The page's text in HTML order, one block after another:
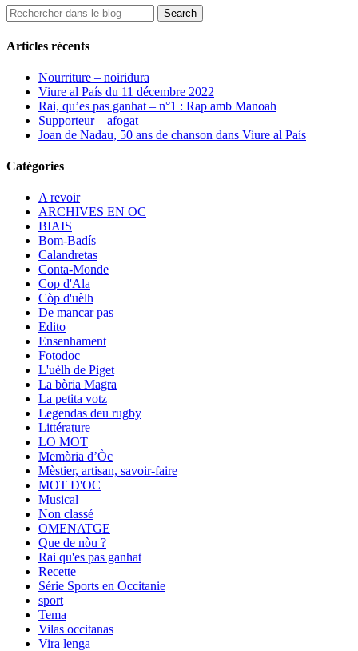
Articles récents
Nourriture – noiridura
Viure al País du 11 décembre 2022
Rai, qu’es pas ganhat – n°1 : Rap amb Manoah
Supporteur – afogat
Joan de Nadau, 50 ans de chanson dans Viure al País
Catégories
A revoir
ARCHIVES EN OC
BIAIS
Bom-Badís
Calandretas
Conta-Monde
Cop d'Ala
Còp d'uèlh
De mancar pas
Edito
Ensenhament
Fotodoc
L'uèlh de Piget
La bòria Magra
La petita votz
Legendas deu rugby
Littérature
LO MOT
Memòria d’Òc
Mèstier, artisan, savoir-faire
MOT D'OC
Musical
Non classé
OMENATGE
Que de nòu ?
Rai qu'es pas ganhat
Recette
Série Sports en Occitanie
sport
Tema
Vilas occitanas
Vira lenga